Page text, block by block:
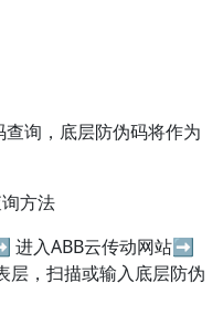
询，底层防伪码将作为
方法
进入ABB云传动网站➡
层，扫描或输入底层防伪